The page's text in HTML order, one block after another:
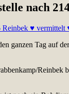
nach
ganzen Tag auf